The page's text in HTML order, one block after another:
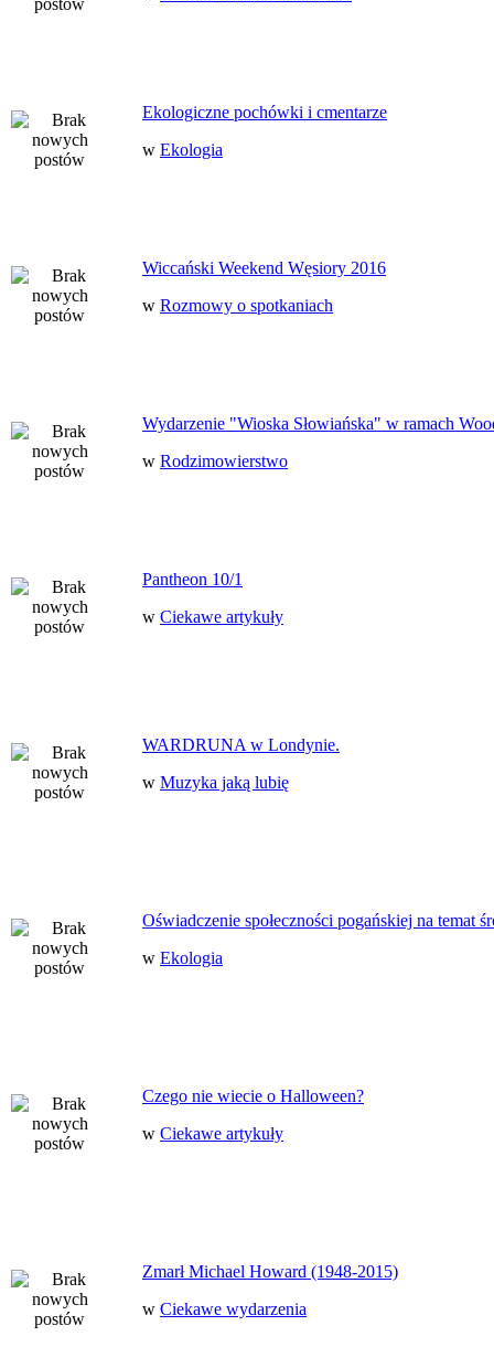
Ekologiczne pochówki i cmentarze
w Ekologia
Wiccański Weekend Węsiory 2016
w Rozmowy o spotkaniach
Wydarzenie "Wioska Słowiańska" w ramach
w Rodzimowierstwo
Pantheon 10/1
w Ciekawe artykuły
WARDRUNA w Londynie.
w Muzyka jaką lubię
Oświadczenie społeczności pogańskiej na temat
w Ekologia
Czego nie wiecie o Halloween?
w Ciekawe artykuły
Zmarł Michael Howard (1948-2015)
w Ciekawe wydarzenia